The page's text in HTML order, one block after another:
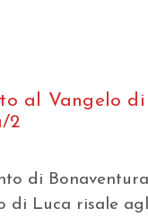
al Vangelo di
2
di Bonaventura
di Luca risale